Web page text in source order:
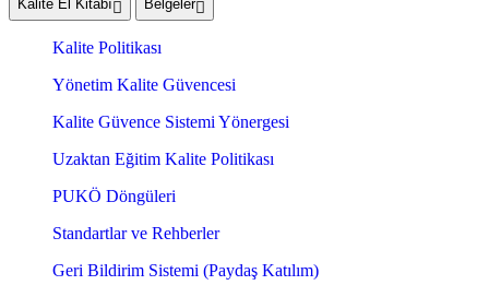
Kalite El Kitabı Belgeler
Kalite Politikası
Yönetim Kalite Güvencesi
Kalite Güvence Sistemi Yönergesi
Uzaktan Eğitim Kalite Politikası
PUKÖ Döngüleri
Standartlar ve Rehberler
Geri Bildirim Sistemi (Paydaş Katılım)